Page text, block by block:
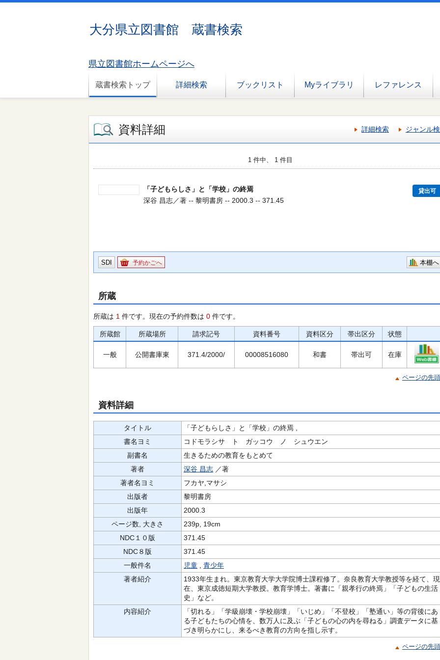
大分県立図書館 蔵書検索
県立図書館ホームページへ
蔵書検索トップ 詳細検索 ブックリスト Myライブラリ レファレンス
資料詳細 詳細検索 ジャンル
1 件中、 1 件目
「子どもらしさ」と「学校」の終焉 貸出可
深谷 昌志／著 -- 黎明書房 -- 2000.3 -- 371.45
SDI 予約かごへ 本棚へ
所蔵
所蔵は 1 件です。現在の予約件数は 0 件です。
所蔵館 所蔵場所 請求記号 資料番号 資料区分 帯出区分 状態
一般 公開書庫東 371.4/2000/ 00008516080 和書 帯出可 在庫
ページの先
資料詳細
タイトル
「子どもらしさ」と「学校」の終焉 ,
書名ヨミ
コドモラシサ ト ガッコウ ノ シュウエン
副書名
生きるための教育をもとめて
著者
深谷 昌志 ／著
著者名ヨミ
フカヤ,マサシ
出版者
黎明書房
出版年
2000.3
ページ数, 大きさ
239p, 19cm
NDC１０版
371.45
NDC８版
371.45
一般件名
児童
青少年
著者紹介
1933年生まれ。東京教育大学大学院博士課程修了。奈良教育大学教授等を経て、現
在、東京成徳短期大学教授。教育学博士。著書に「親孝行の終焉」「子どもの生活
史」など。
内容紹介
「切れる」「学級崩壊・学校崩壊」「いじめ」「不登校」「塾通い」等の背後にあ
る子どもたちの心情を、数万人に及ぶ「子どもの心の内を尋ねる」調査データに基
づき明らかにし、来るべき教育の方向を指し示す。
ページの先